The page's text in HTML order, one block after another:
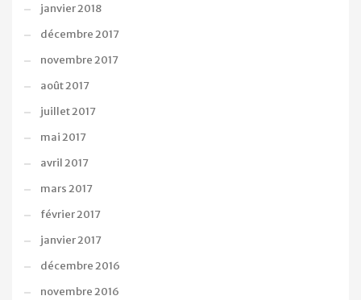
janvier 2018
décembre 2017
novembre 2017
août 2017
juillet 2017
mai 2017
avril 2017
mars 2017
février 2017
janvier 2017
décembre 2016
novembre 2016